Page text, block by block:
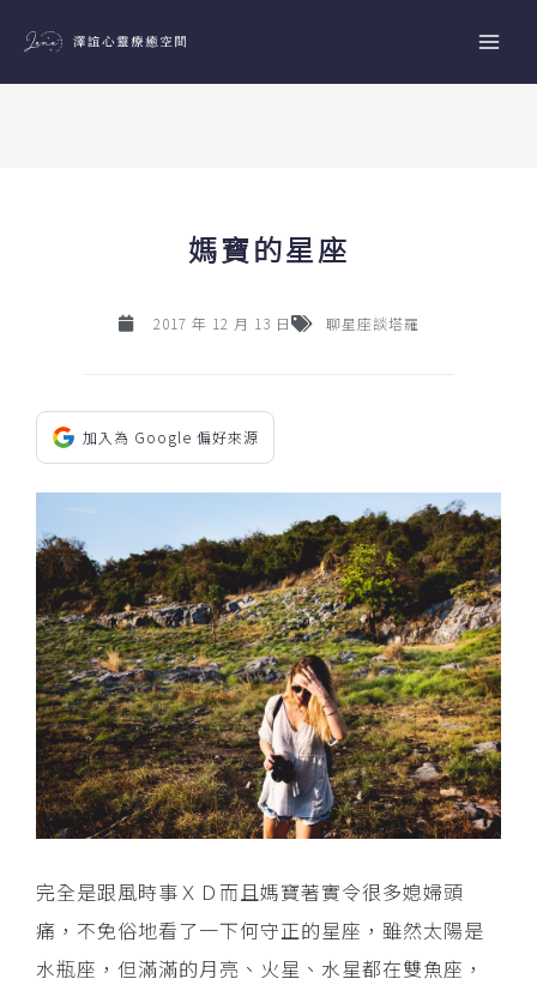
主
媽寶的星座
2017 年 12 月 13 日 聊星座談塔羅
加入為 Google 偏好來源
完全是跟風時事ＸＤ而且媽寶著實令很多媳婦頭
痛，不免俗地看了一下何守正的星座，雖然太陽是
水瓶座，但滿滿的月亮、火星、水星都在雙魚座，